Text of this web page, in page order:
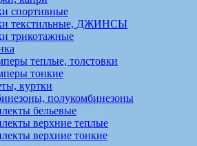
спортивные
текстильные, ДЖИНСЫ
трикотажные
теплые, толстовки
тонкие
куртки
полукомбинезоны
бельевые
верхние теплые
верхние тонкие